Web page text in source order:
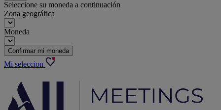
Seleccione su moneda a continuación
Zona geográfica
Moneda
Confirmar mi moneda
Mi seleccion